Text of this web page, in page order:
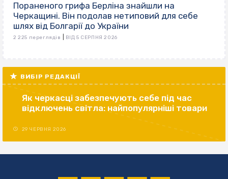
Пораненого грифа Берліна знайшли на
Черкащині. Він подолав нетиповий для себе
шлях від Болгарії до України
2 225 переглядів ВІД 5 СЕРПНЯ 2026
ВИБІР РЕДАКЦІЇ
Як черкасці забезпечують себе під час
відключень світла: найпопулярніші товари
29 ЧЕРВНЯ 2026